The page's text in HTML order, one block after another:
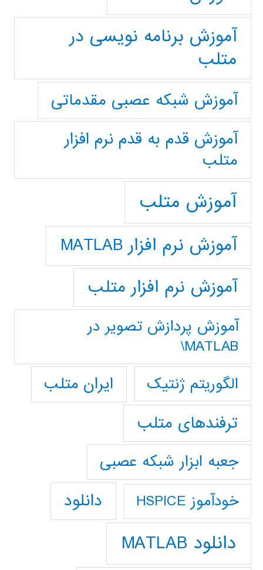
آموزش برنامه نویسی در
متلب
آموزش شبکه عصبی مقدماتی
آموزش قدم به قدم نرم افزار
متلب
آموزش متلب
آموزش نرم افزار MATLAB
آموزش نرم افزار متلب
آموزش پردازش تصوير در
MATLAB\
الگوریتم ژنتیک
ایران متلب
ترفندهای متلب
جعبه ابزار شبکه عصبی
خودآموز HSPICE دانلود
دانلود MATLAB